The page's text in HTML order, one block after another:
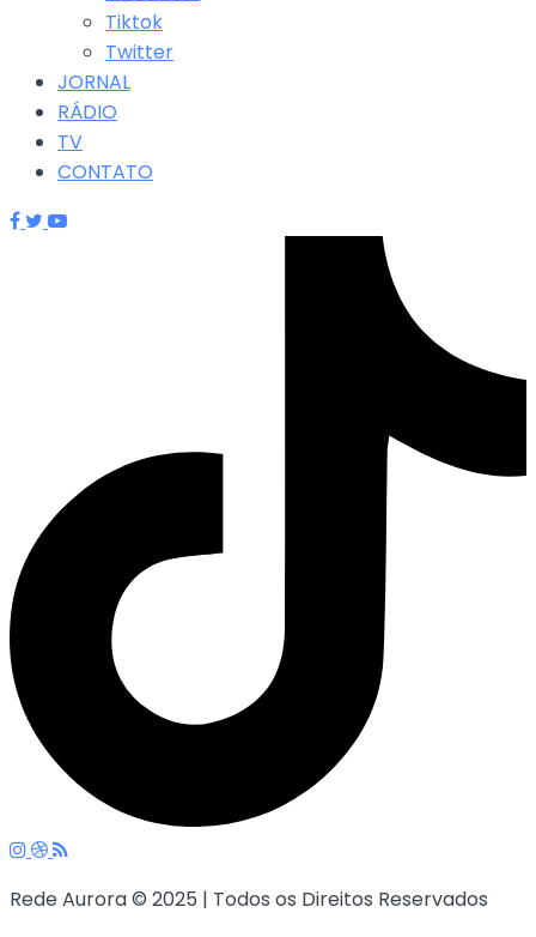
Tiktok
Twitter
JORNAL
RÁDIO
TV
CONTATO
Rede Aurora © 2025 | Todos os Direitos Reservados